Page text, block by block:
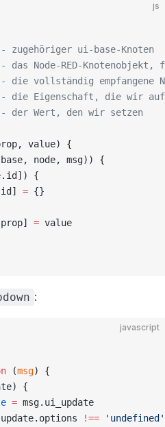
js
zugehöriger ui-base-Knoten
das Node-RED-Knotenobjekt,
die vollständig empfangene
die Eigenschaft, die wir
- der Wert, den wir setzen
value) {
node, msg)) {
{
= {}
= value
:
javascript
(msg) {
{
= msg.ui_update
update.options !== 'undefined'